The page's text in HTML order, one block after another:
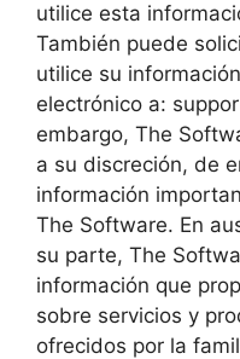
utilice esta
También puede
utilice su
electrónico a:
embargo, The
a su discreción, de
información
The Software. En
su parte, The
información que
sobre servicios y
ofrecidos por la